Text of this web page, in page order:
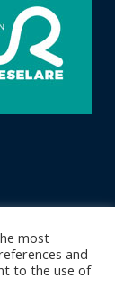
most
and
to the use of